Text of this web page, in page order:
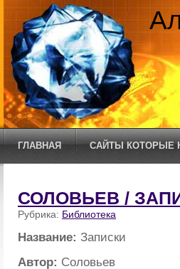
ГЛАВНАЯ САЙТЫ КОТОРЫЕ
СОЛОВЬЕВ /
Рубрика: Библиотека
Название: Записки
Автор: Соловьев